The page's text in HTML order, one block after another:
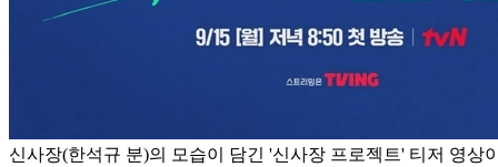
신사장(한석규 분)의 모습이 담긴 '신사장 프로젝트' 티저 영상